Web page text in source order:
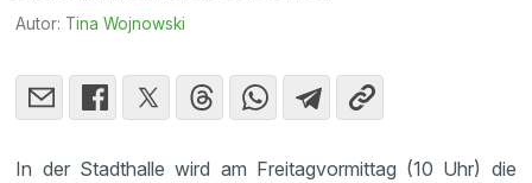
Autor: Tina Wojnowski
In der Stadthalle wird am Freitagvormittag (10 Uhr) die